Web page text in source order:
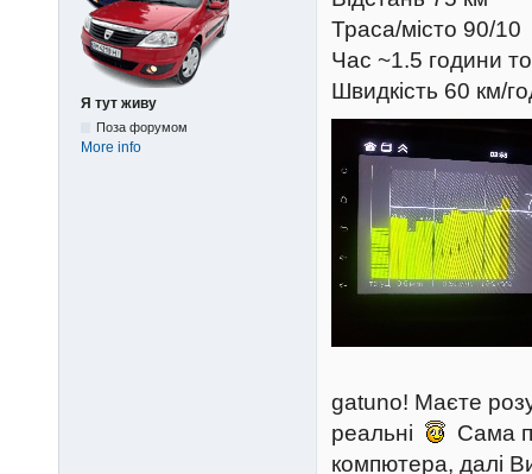
Я тут живу
Поза форумом
More info
Траса/місто 90/10
Час ~1.5 години
Швидкість 60 км/
gatuno! Маєте
реальні
Сама
компютера, далі